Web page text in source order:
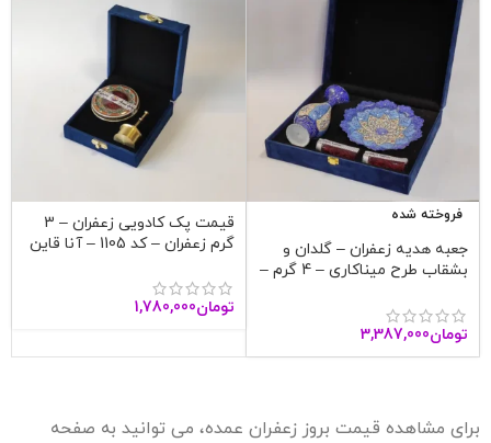
فروخته شده
جعبه هدیه زعفران – گلدان و
بشقاب طرح میناکاری – 4 گرم –
تومان3,387,000
قیمت پک کادویی زعفران – 3
گرم زعفران – کد 1105 – آنا قاین
تومان1,780,000
برای مشاهده قیمت بروز زعفران عمده، می توانید به صفحه